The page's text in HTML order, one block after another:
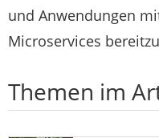
und Anwendungen
Microservices
Themen im